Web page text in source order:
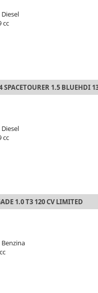
cc
SPACETOURER 1.5 BLUEHDI
cc
1.0 T3 120 CV LIMITED